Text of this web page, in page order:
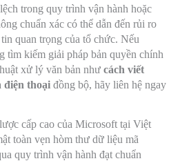
trong quy trình vận hành hoặc
chuẩn xác có thể dẫn đến rủi ro
quan trọng của tổ chức. Nếu
tìm kiếm giải pháp bản quyền chính
xử lý văn bản như cách viết
điện thoại đồng bộ, hãy liên hệ ngay
cấp cao của Microsoft tại Việt
toàn vẹn hòm thư dữ liệu mã
quy trình vận hành đạt chuẩn